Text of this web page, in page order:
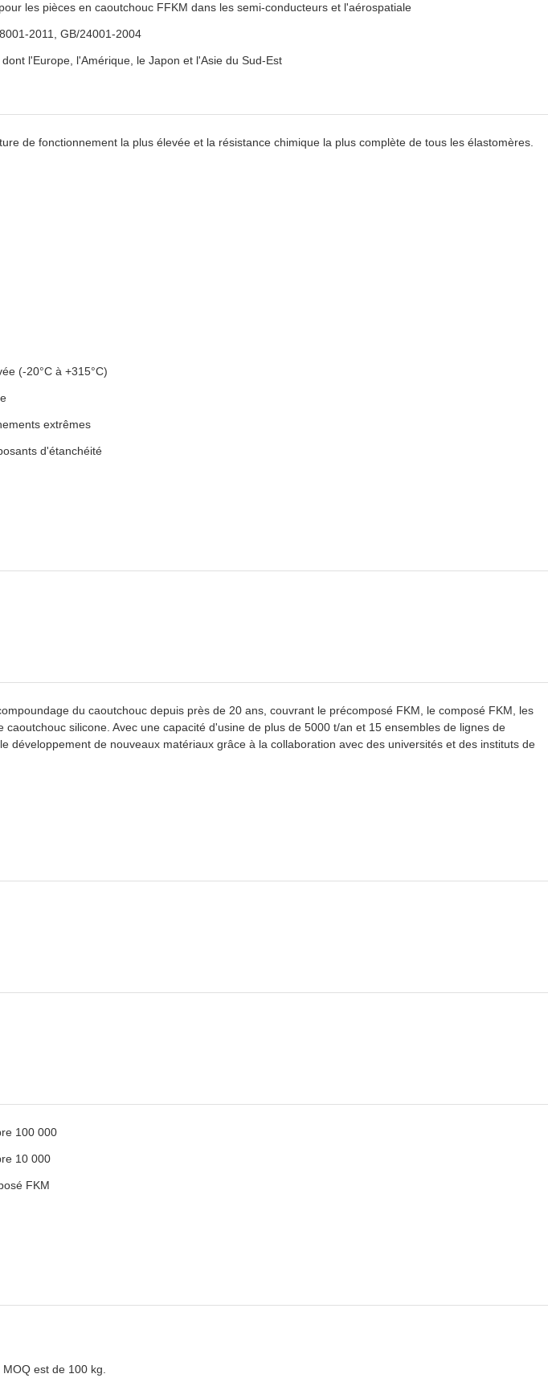
les pièces en caoutchouc FFKM dans les semi-conducteurs et l'aérospatiale
2011, GB/24001-2004
l'Europe, l'Amérique, le Japon et l'Asie du Sud-Est
de fonctionnement la plus élevée et la résistance chimique la plus complète de tous les élastomères.
(-20°C à +315°C)
extrêmes
d'étanchéité
du caoutchouc depuis près de 20 ans, couvrant le précomposé FKM, le composé FKM, les
silicone. Avec une capacité d'usine de plus de 5000 t/an et 15 ensembles de lignes de
développement de nouveaux matériaux grâce à la collaboration avec des universités et des instituts de
100 000
10 000
FKM
est de 100 kg.